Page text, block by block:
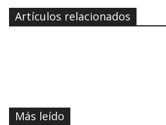
Artículos relacionados
Más leído